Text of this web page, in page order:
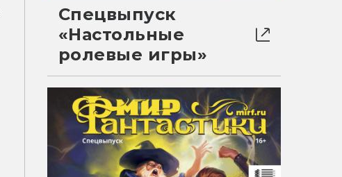
Спецвыпуск
«Настольные
ролевые игры»